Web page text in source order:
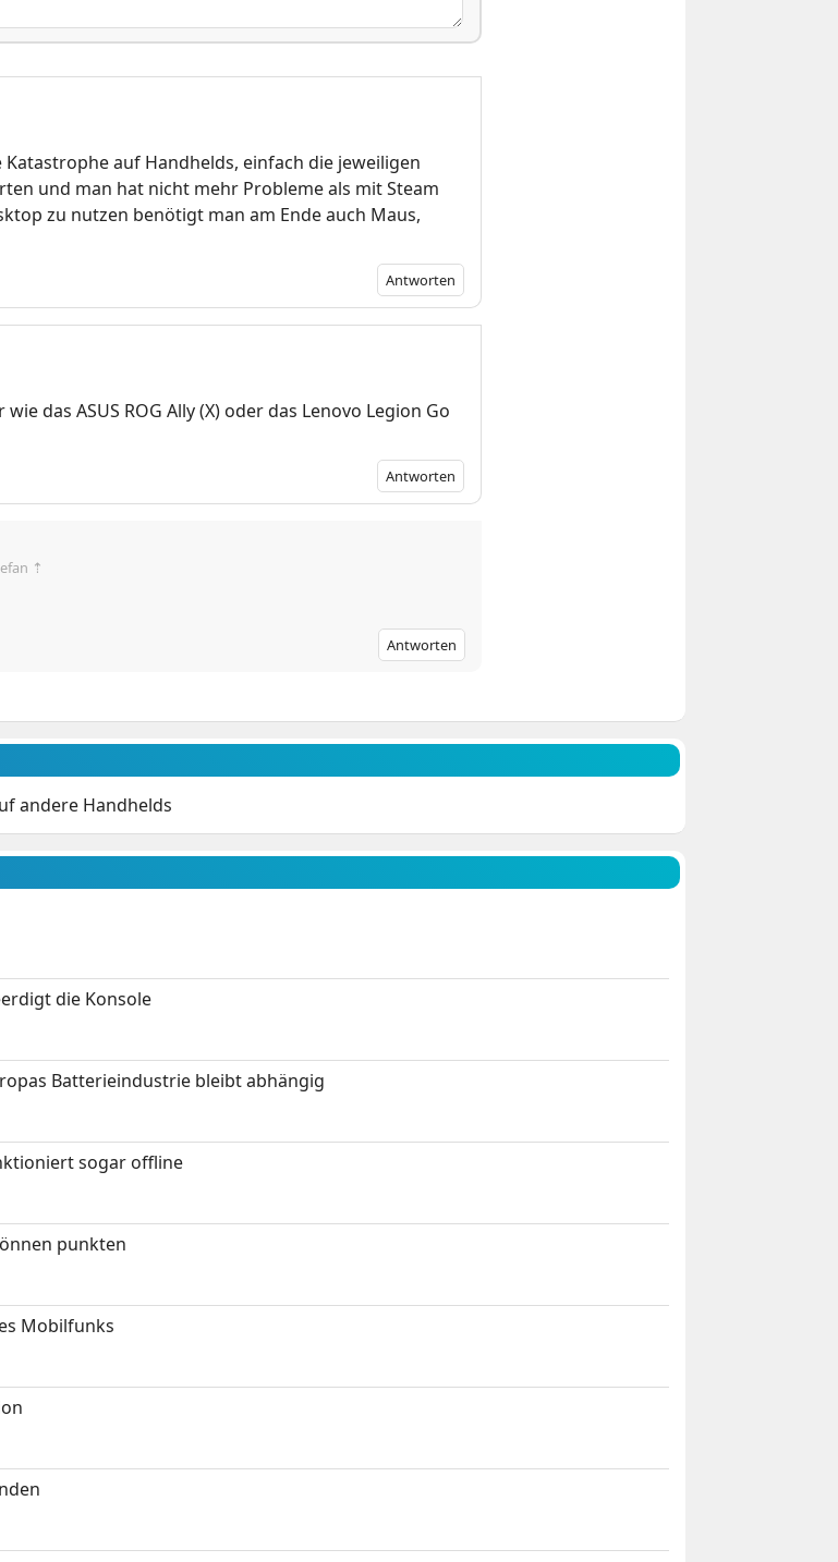
auf Handhelds, einfach die jeweiligen
und man hat nicht mehr Probleme als mit Steam
zu nutzen benötigt man am Ende auch Maus,
Antworten
das ASUS ROG Ally (X) oder das Lenovo Legion Go
Antworten
⇡
Antworten
andere Handhelds
die Konsole
Batterieindustrie bleibt abhängig
sogar offline
punkten
Mobilfunks